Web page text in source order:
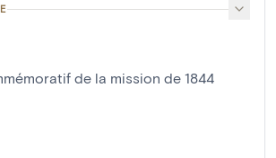
de la mission de 1844